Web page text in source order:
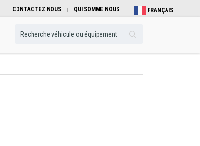
CONTACTEZ NOUS QUI SOMME NOUS FRANÇAIS